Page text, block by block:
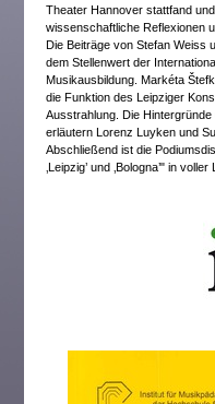
Theater Hannover stattfand
wissenschaftliche Reflexionen
Die Beiträge von Stefan Weiss
dem Stellenwert der
Musikausbildung. Markéta
die Funktion des Leipziger
Ausstrahlung. Die
erläutern Lorenz Luyken und
Abschließend ist die
‚Leipzig’ und ‚Bologna’" in